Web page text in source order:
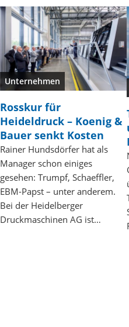
Unternehmen
Rosskur für
Heideldruck – Koenig &
Bauer senkt Kosten
Rainer Hundsdörfer hat als
Manager schon einiges
gesehen: Trumpf, Schaeffler,
EBM-Papst – unter anderem.
Bei der Heidelberger
Druckmaschinen AG ist…